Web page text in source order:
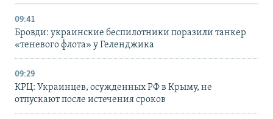
09:41
Бровди: украинские беспилотники поразили танкер
«теневого флота» у Геленджика
09:29
КРЦ: Украинцев, осужденных РФ в Крыму, не
отпускают после истечения сроков